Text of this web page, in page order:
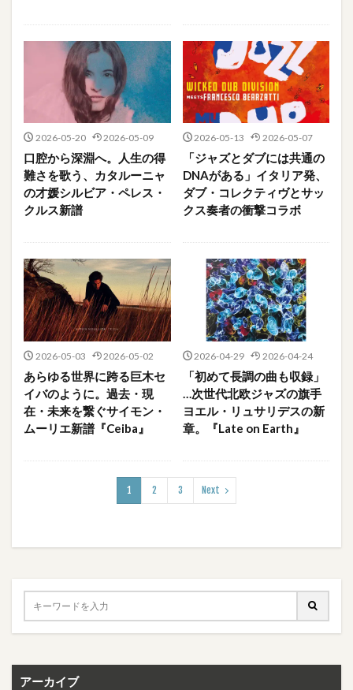
2026-05-20 2026-05-09
口腔から深淵へ。人生の得
難さを歌う、カタルーニャ
の才媛シルビア・ペレス・
クルス新譜
2026-05-13 2026-05-07
「ジャズとダブには共通の
DNAがある」イタリア発、
ダブ・コレクティヴとサッ
クス奏者の衝撃コラボ
2026-05-03 2026-05-02
あらゆる世界に跨る巨木セ
イバのように。過去・現
在・未来を繋ぐサイモン・
ムーリエ新譜『Ceiba』
2026-04-29 2026-04-24
「初めて長調の曲も収録」
…次世代北欧ジャズの旗手
ヨエル・リュサリデスの新
章。『Late on Earth』
1 2 3 Next
アーカイブ